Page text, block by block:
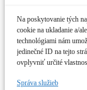
Na poskytovanie tých
cookie na ukladanie a/
technológiami nám
jedinečné ID na tejto
ovplyvniť určité
Správa služieb